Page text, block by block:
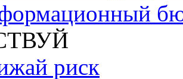
риск